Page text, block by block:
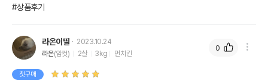
#상품후기
라온이딸
2023.10.24
라온(암컷) 2살 3kg 먼치킨
첫구매
0